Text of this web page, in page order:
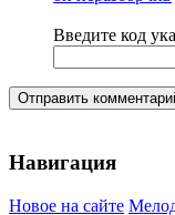
Введите код
Отправить
Навигация
Новое на сайте